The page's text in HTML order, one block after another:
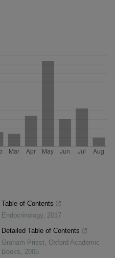
Table of Contents
Endocrinology, 2017
Detailed Table of Contents
Graham Priest, Oxford Academic
Books, 2005